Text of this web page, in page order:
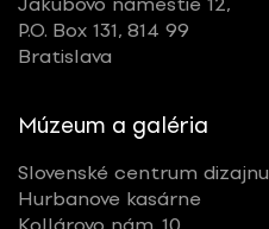
P.O. Box 131, 814 99
Bratislava
Múzeum a galéria
Slovenské centrum dizajnu
Hurbanove kasárne